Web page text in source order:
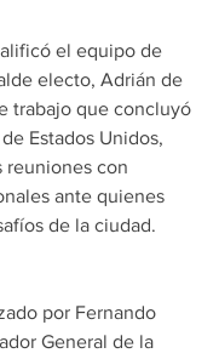
el equipo de
electo, Adrián de
trabajo que concluyó
Estados Unidos,
reuniones con
ante quienes
de la ciudad.
por Fernando
General de la